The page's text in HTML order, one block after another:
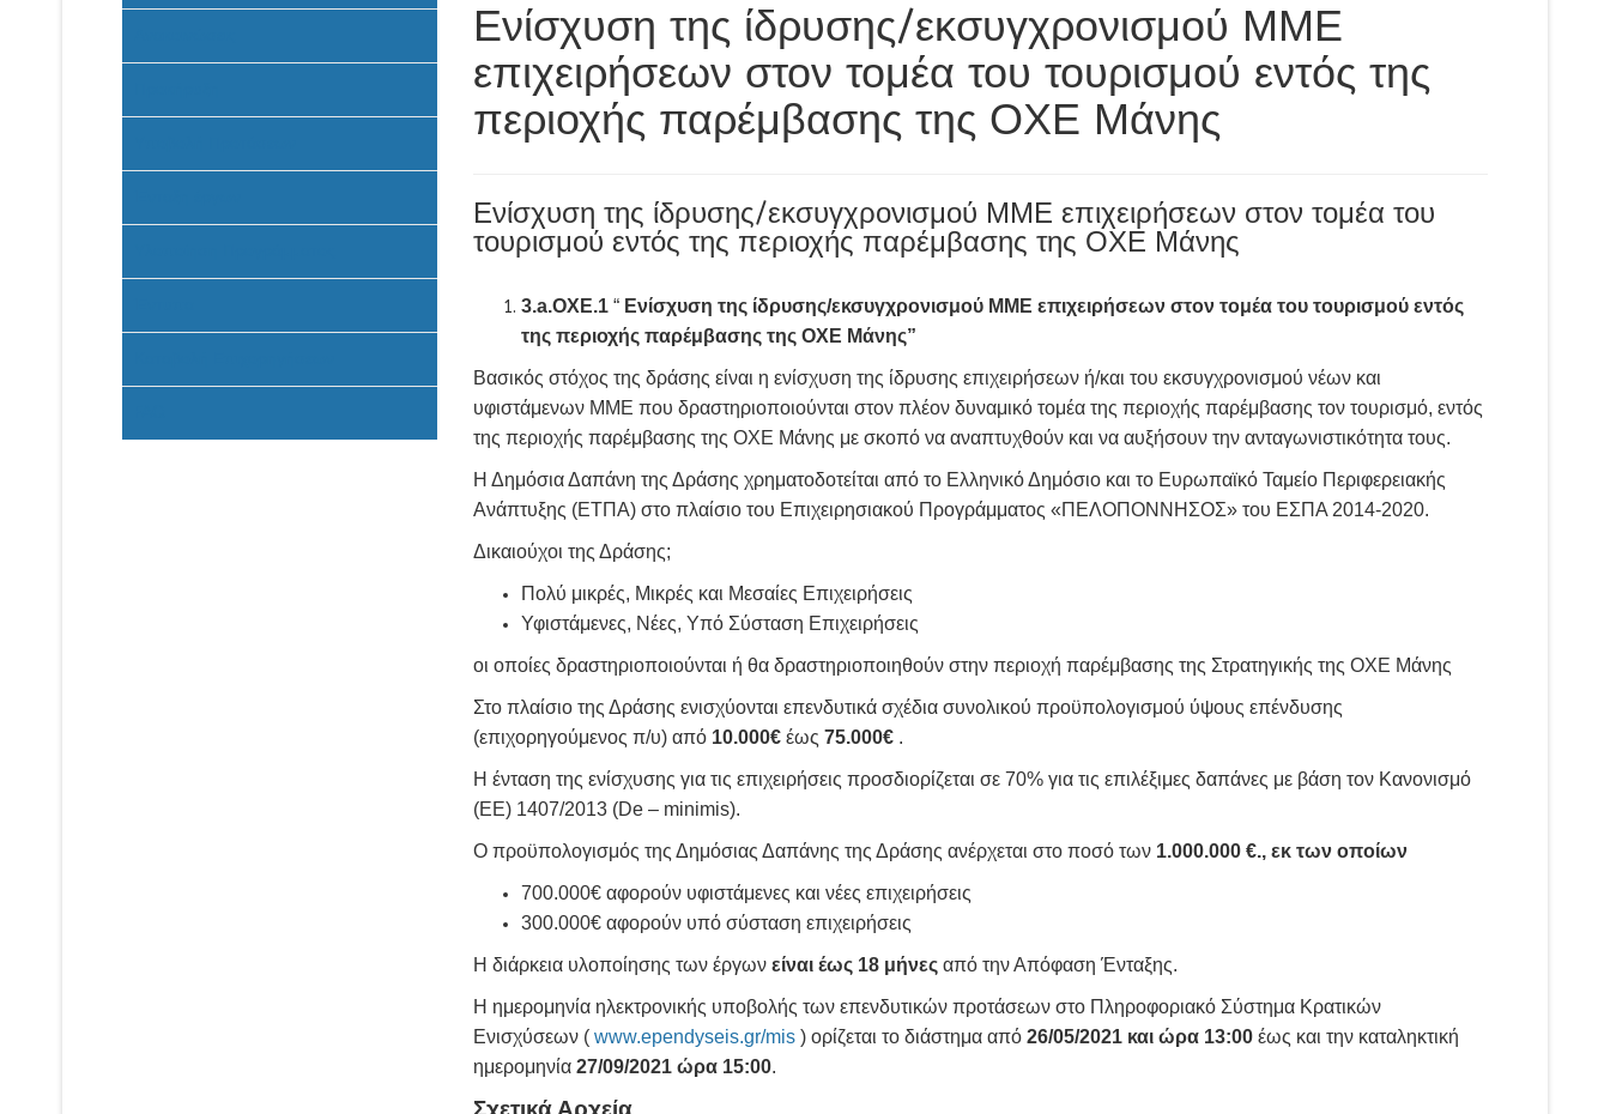
Ενίσχυση της ίδρυσης/εκσυγχρονισμού ΜΜΕ
επιχειρήσεων στον τομέα του τουρισμού εντός της
περιοχής παρέμβασης της ΟΧΕ Μάνης
Ενίσχυση της ίδρυσης/εκσυγχρονισμού ΜΜΕ επιχειρήσεων στον τομέα του
τουρισμού εντός της περιοχής παρέμβασης της ΟΧΕ Μάνης
3.a.ΟΧΕ.1 “ Ενίσχυση της ίδρυσης/εκσυγχρονισμού ΜΜΕ επιχειρήσεων στον τομέα του τουρισμού εντός
της περιοχής παρέμβασης της ΟΧΕ Μάνης”
Βασικός στόχος της δράσης είναι η ενίσχυση της ίδρυσης επιχειρήσεων ή/και του εκσυγχρονισμού νέων και
υφιστάμενων ΜΜΕ που δραστηριοποιούνται στον πλέον δυναμικό τομέα της περιοχής παρέμβασης τον τουρισμό, εντός
της περιοχής παρέμβασης της ΟΧΕ Μάνης με σκοπό να αναπτυχθούν και να αυξήσουν την ανταγωνιστικότητα τους.
Η Δημόσια Δαπάνη της Δράσης χρηματοδοτείται από το Ελληνικό Δημόσιο και το Ευρωπαϊκό Ταμείο Περιφερειακής
Ανάπτυξης (ΕΤΠΑ) στο πλαίσιο του Επιχειρησιακού Προγράμματος «ΠΕΛΟΠΟΝΝΗΣΟΣ» του ΕΣΠΑ 2014-2020.
Δικαιούχοι της Δράσης;
Πολύ μικρές, Μικρές και Μεσαίες Επιχειρήσεις
Υφιστάμενες, Νέες, Υπό Σύσταση Επιχειρήσεις
oι οποίες δραστηριοποιούνται ή θα δραστηριοποιηθούν στην περιοχή παρέμβασης της Στρατηγικής της ΟΧΕ Μάνης
Στο πλαίσιο της Δράσης ενισχύονται επενδυτικά σχέδια συνολικού προϋπολογισμού ύψους επένδυσης
(επιχορηγούμενος π/υ) από 10.000€ έως 75.000€ .
Η ένταση της ενίσχυσης για τις επιχειρήσεις προσδιορίζεται σε 70% για τις επιλέξιμες δαπάνες με βάση τον Κανονισμό
(ΕΕ) 1407/2013 (De – minimis).
Ο προϋπολογισμός της Δημόσιας Δαπάνης της Δράσης ανέρχεται στο ποσό των 1.000.000 €., εκ των οποίων
700.000€ αφορούν υφιστάμενες και νέες επιχειρήσεις
300.000€ αφορούν υπό σύσταση επιχειρήσεις
Η διάρκεια υλοποίησης των έργων είναι έως 18 μήνες από την Απόφαση Ένταξης.
Η ημερομηνία ηλεκτρονικής υποβολής των επενδυτικών προτάσεων στο Πληροφοριακό Σύστημα Κρατικών
Ενισχύσεων ( www.ependyseis.gr/mis) ορίζεται το διάστημα από 26/05/2021 και ώρα 13:00 έως και την καταληκτική
ημερομηνία 27/09/2021 ώρα 15:00.
Σχετικά Αρχεία